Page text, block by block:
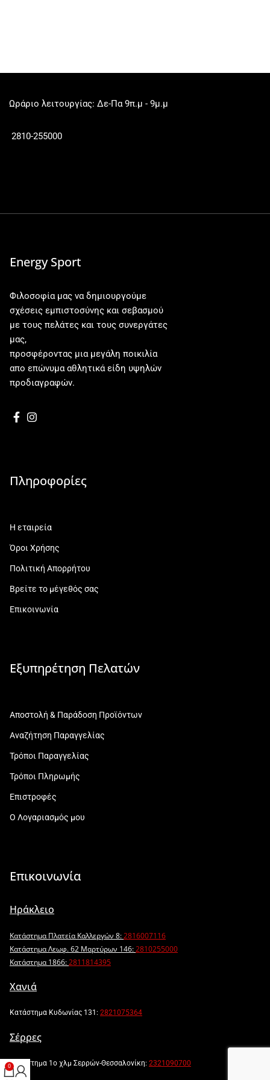
Ωράριο λειτουργίας: Δε-Πα 9π.μ - 9μ.μ
2810-255000
Energy Sport
Φιλοσοφία μας να δημιουργούμε
σχέσεις εμπιστοσύνης και σεβασμού
με τους πελάτες και τους συνεργάτες
μας,
προσφέροντας μια μεγάλη ποικιλία
απο επώνυμα αθλητικά είδη υψηλών
προδιαγραφών.
Πληροφορίες
Η εταιρεία
Όροι Χρήσης
Πολιτική Απορρήτου
Βρείτε το μέγεθός σας
Επικοινωνία
Εξυπηρέτηση Πελατών
Αποστολή & Παράδοση Προϊόντων
Αναζήτηση Παραγγελίας
Τρόποι Παραγγελίας
Τρόποι Πληρωμής
Επιστροφές
Ο Λογαριασμός μου
Επικοινωνία
Ηράκλειο
Κατάστημα Πλατεία Καλλεργών 8:2816007116
Κατάστημα Λεωφ. 62 Μαρτύρων 146:2810255000
Κατάστημα 1866:2811814395
Χανιά
Κατάστημα Κυδωνίας 131: 2821075364
Σέρρες
Κατάστημα 1ο χλμ Σερρών-Θεσσαλονίκη: 2321090700
0